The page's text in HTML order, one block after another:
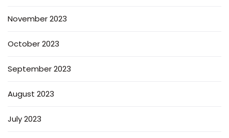
November 2023
October 2023
September 2023
August 2023
July 2023